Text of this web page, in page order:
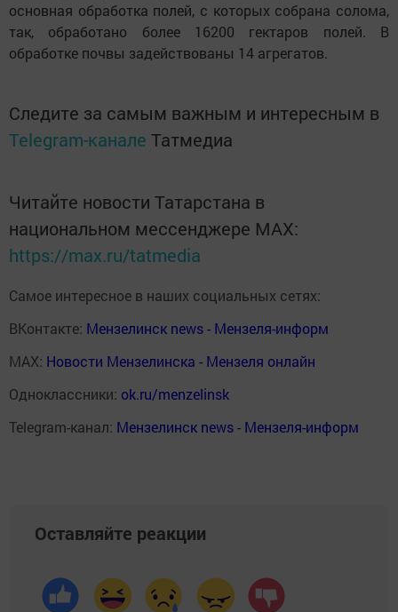
основная обработка полей, с которых собрана солома,
так, обработано более 16200 гектаров полей. В
обработке почвы задействованы 14 агрегатов.
Следите за самым важным и интересным в
Telegram-канале Татмедиа
Читайте новости Татарстана в
национальном мессенджере MАХ:
https://max.ru/tatmedia
Самое интересное в наших социальных сетях:
ВКонтакте: Мензелинск news - Мензеля-информ
MAX: Новости Мензелинска - Мензеля онлайн
Одноклассники: ok.ru/menzelinsk
Telegram-канал: Мензелинск news - Мензеля-информ
Оставляйте реакции